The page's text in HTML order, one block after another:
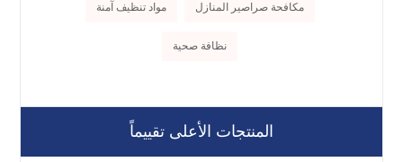
مكافحة صراصير المنازل مواد تنظيف آمنة
نظافة صحية
المنتجات الأعلى تقييماً